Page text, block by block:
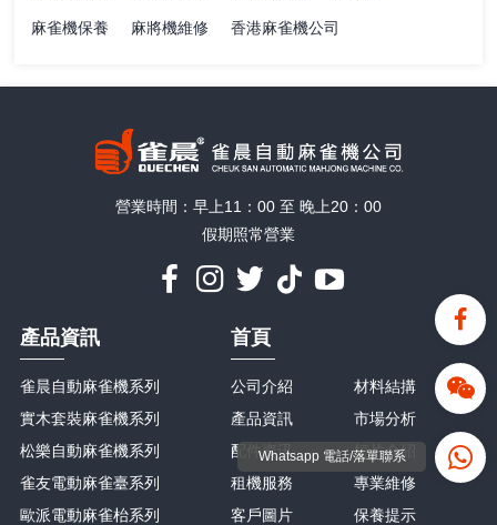
麻雀機保養 麻將機維修 香港麻雀機公司
營業時間：早上11：00 至 晚上20：00
假期照常營業
產品資訊
雀晨自動麻雀機系列
實木套裝麻雀機系列
松樂自動麻雀機系列
雀友電動麻雀臺系列
歐派電動麻雀枱系列
首頁
公司介紹
產品資訊
配件资讯
租機服務
客戶圖片
材料結搆
市場分析
短片介紹
專業維修
保養提示
Whatsapp 電話/落單聯系